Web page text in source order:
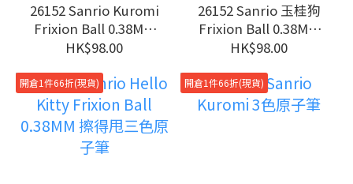
26152 Sanrio Kuromi
Frixion Ball 0.38MM
擦得甩三色原子筆
HK$98.00
26152 Sanrio 玉桂狗
Frixion Ball 0.38MM
擦得甩三色原子筆
HK$98.00
開倉1件66折(現貨) 開倉1件66折(現貨)